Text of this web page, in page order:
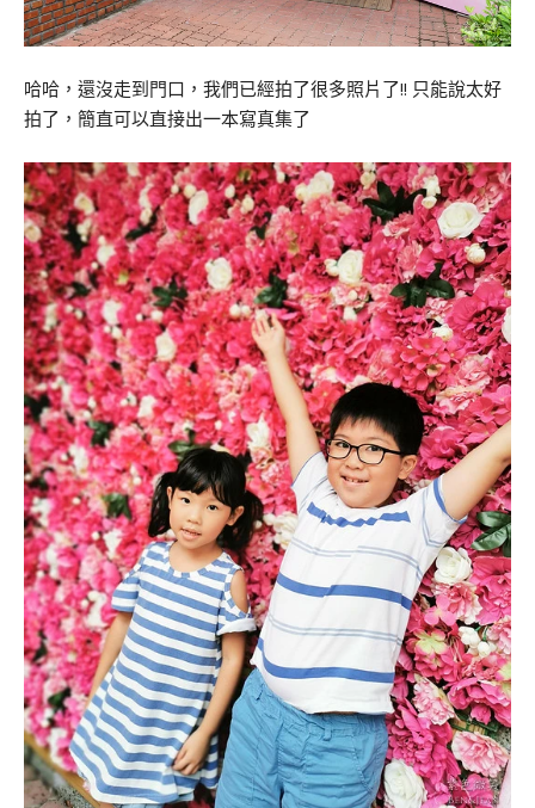
哈哈，還沒走到門口，我們已經拍了很多照片了!! 只能說太好
拍了，簡直可以直接出一本寫真集了